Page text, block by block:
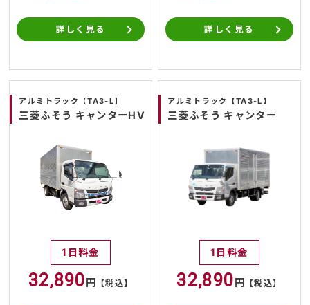
詳しく見る 詳しく見る
アルミトラック【TA3-L】
三菱ふそう キャンターHV
1日料金
32,890 円 【税込】
アルミトラック【TA3-L】
三菱ふそう キャンター
1日料金
32,890 円 【税込】